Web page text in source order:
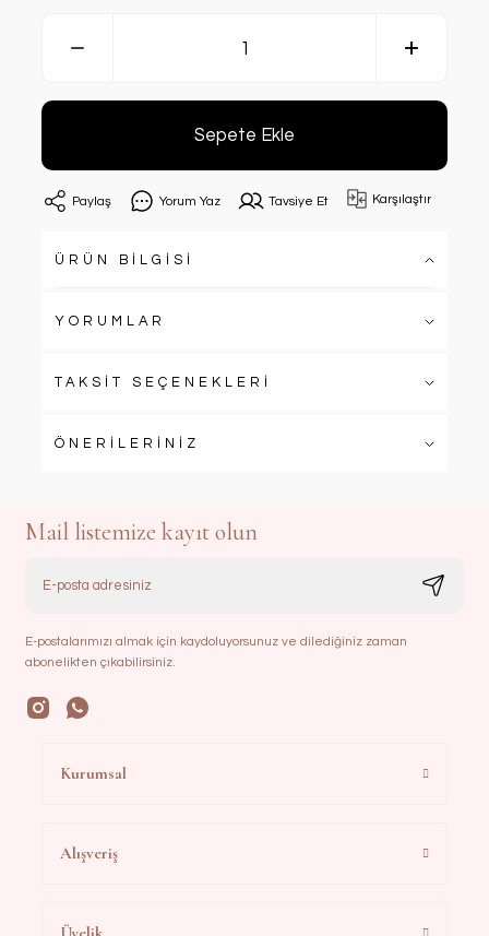
Sepete Ekle
Paylaş Yorum Yaz Tavsiye Et Karşılaştır
ÜRÜN BİLGİSİ
YORUMLAR
TAKSİT SEÇENEKLERİ
ÖNERİLERİNİZ
Mail listemize kayıt olun
E-postalarımızı almak için kaydoluyorsunuz ve dilediğiniz zaman
abonelikten çıkabilirsiniz.
Kurumsal
Alışveriş